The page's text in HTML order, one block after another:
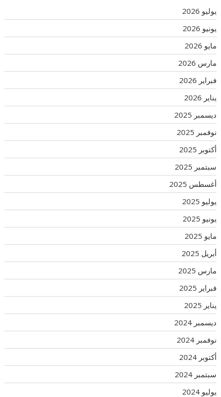
يوليو 2026
يونيو 2026
مايو 2026
مارس 2026
فبراير 2026
يناير 2026
ديسمبر 2025
نوفمبر 2025
أكتوبر 2025
سبتمبر 2025
أغسطس 2025
يوليو 2025
يونيو 2025
مايو 2025
أبريل 2025
مارس 2025
فبراير 2025
يناير 2025
ديسمبر 2024
نوفمبر 2024
أكتوبر 2024
سبتمبر 2024
يوليو 2024